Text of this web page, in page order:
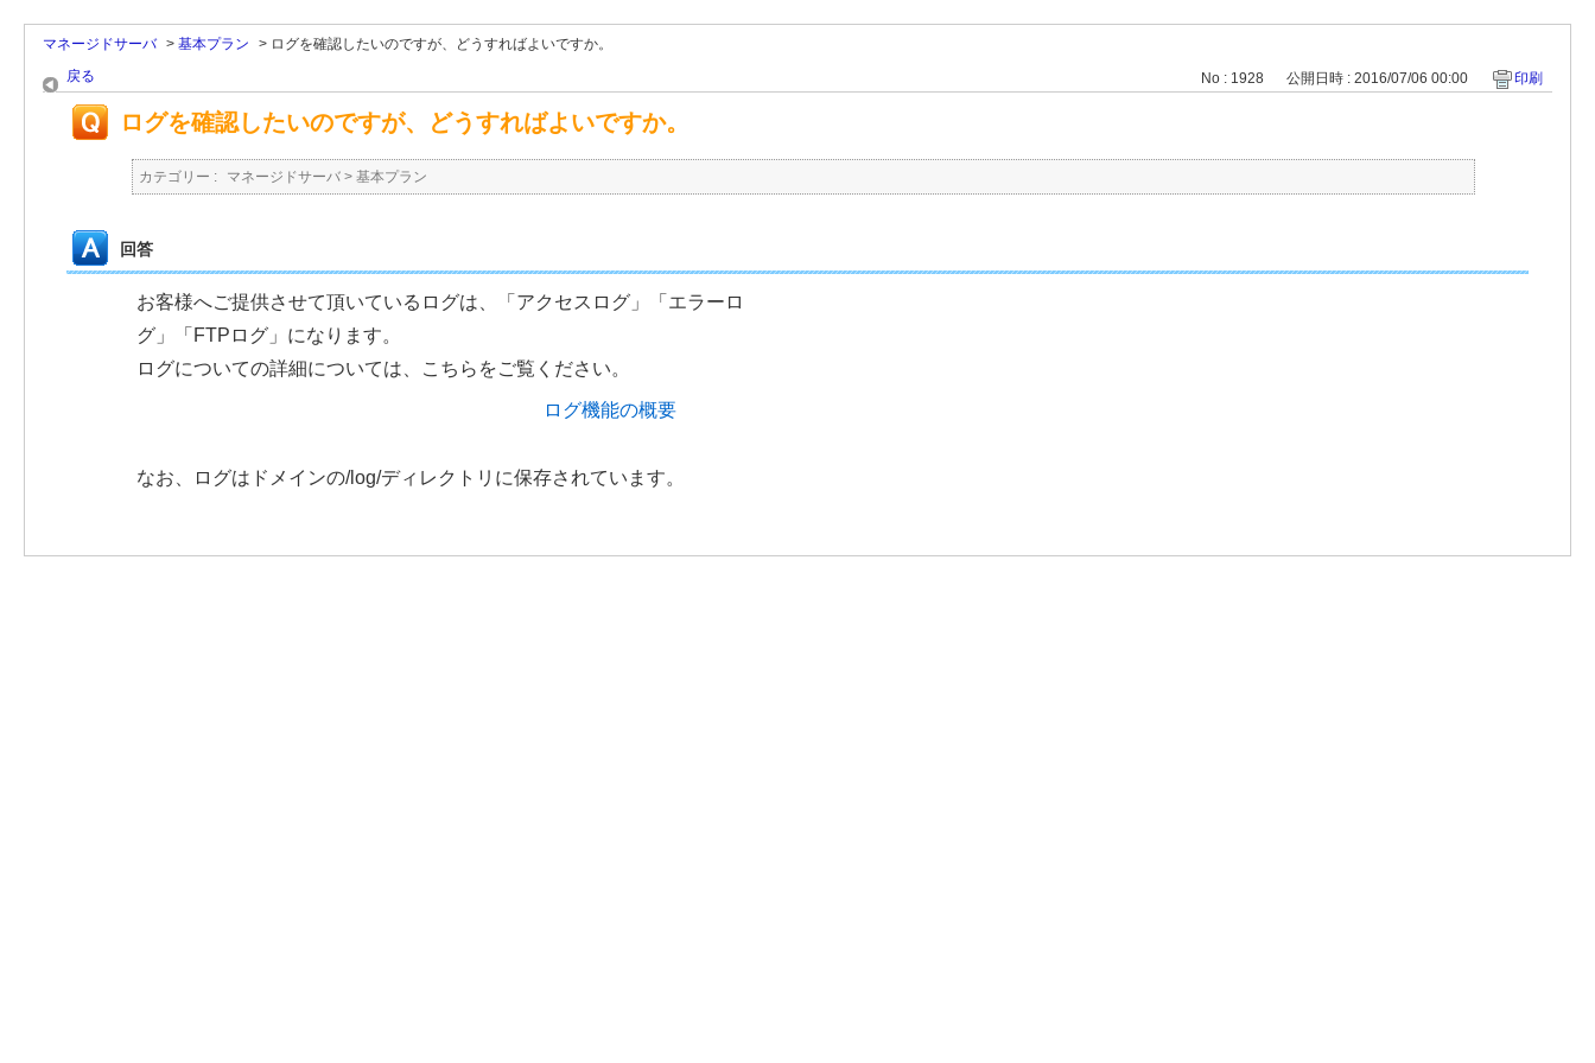
マネージドサーバ > 基本プラン > ログを確認したいのですが、どうすればよいですか。
戻る
No : 1928 公開日時 : 2016/07/06 00:00 印刷
ログを確認したいのですが、どうすればよいですか。
カテゴリー : マネージドサーバ > 基本プラン
回答
お客様へご提供させて頂いているログは、「アクセスログ」「エラーロ
グ」「FTPログ」になります。
ログについての詳細については、こちらをご覧ください。
ログ機能の概要
なお、ログはドメインの/log/ディレクトリに保存されています。